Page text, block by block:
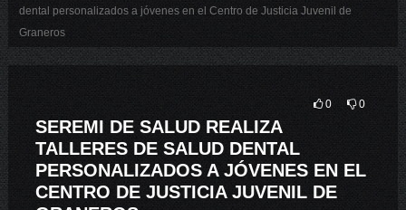
dental personalizados a jóvenes en el Centro de Justicia Juvenil de
Graneros
0 0
SEREMI DE SALUD REALIZA
TALLERES DE SALUD DENTAL
PERSONALIZADOS A JÓVENES EN EL
CENTRO DE JUSTICIA JUVENIL DE